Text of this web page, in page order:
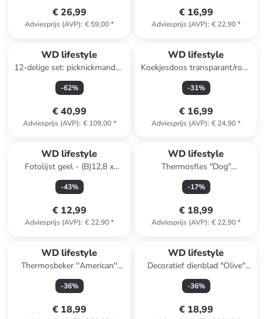
€ 26,99
Adviesprijs (AVP): € 59,00*
€ 16,99
Adviesprijs (AVP): € 22,90*
WD lifestyle
12-delige set: picknickmanden
lichtbruin/meerkleurig
-62%
€ 40,99
Adviesprijs (AVP): € 109,00*
WD lifestyle
Koekjesdoos transparant/rood
- (H)19,5 x Ø 18 cm
-31%
€ 16,99
Adviesprijs (AVP): € 24,90*
WD lifestyle
Fotolijst geel - (B)12,8 x
(H)17,9 cm
-43%
€ 12,99
Adviesprijs (AVP): € 22,90*
WD lifestyle
Thermosfles "Dog"
mintgroen/lichtbruin - 500 ml
-17%
€ 18,99
Adviesprijs (AVP): € 22,90*
WD lifestyle
Thermosbeker ''American''
paars - 1,2 l
-36%
€ 18,99
WD lifestyle
Decoratief dienblad "Olive"
paars/wit - (L)34 x (B)34 cm
-36%
€ 18,99